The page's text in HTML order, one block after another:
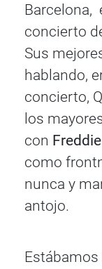
Barcelona,
concierto
Sus
hablando,
concierto,
los
con
como
nunca y
antojo.